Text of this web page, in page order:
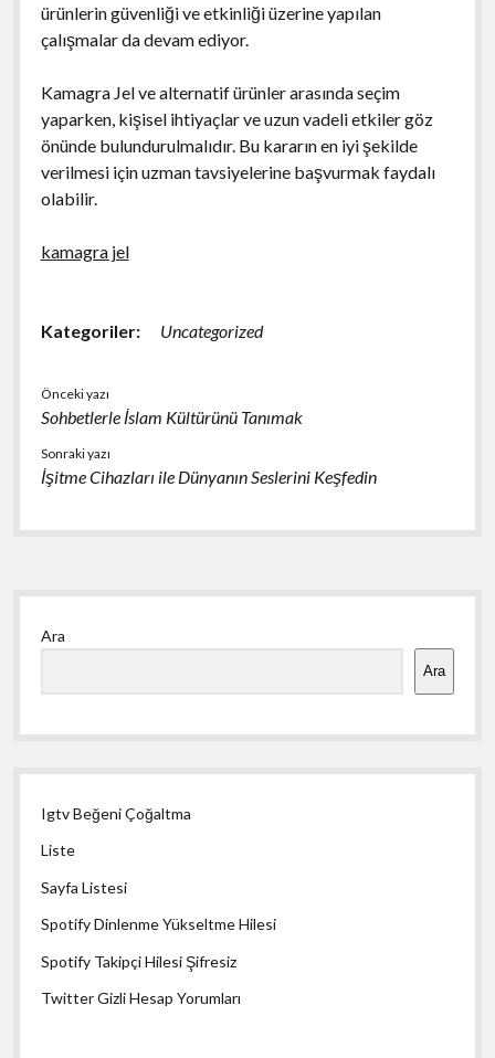
ürünlerin güvenliği ve etkinliği üzerine yapılan
çalışmalar da devam ediyor.
Kamagra Jel ve alternatif ürünler arasında seçim
yaparken, kişisel ihtiyaçlar ve uzun vadeli etkiler göz
önünde bulundurulmalıdır. Bu kararın en iyi şekilde
verilmesi için uzman tavsiyelerine başvurmak faydalı
olabilir.
kamagra jel
Kategoriler: Uncategorized
Önceki yazı
Sohbetlerle İslam Kültürünü Tanımak
Sonraki yazı
İşitme Cihazları ile Dünyanın Seslerini Keşfedin
Yan
Menü
Ara
Ara
Igtv Beğeni Çoğaltma
Liste
Sayfa Listesi
Spotify Dinlenme Yükseltme Hilesi
Spotify Takipçi Hilesi Şifresiz
Twitter Gizli Hesap Yorumları